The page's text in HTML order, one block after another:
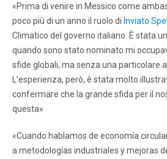
«Prima di venire in Messico come
poco più di un anno il ruolo di Inviato
Climatico del governo italiano. È stata
quando sono stato nominato mi
sfide globali, ma senza una particolare
L’esperienza, però, è stata molto
confermare che la grande sfida per il
questa»
«Cuando hablamos de economía
a metodologías industriales y mejoras